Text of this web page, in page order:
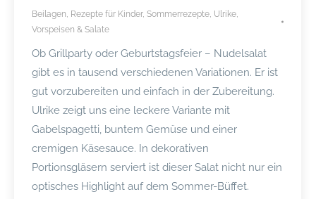
Beilagen Rezepte für Kinder, Sommerrezepte Ulrike
Vorspeisen & Salate
Ob Grillparty oder Geburtstagsfeier – Nudelsalat
gibt es in tausend verschiedenen Variationen. Er ist
gut vorzubereiten und einfach in der Zubereitung.
Ulrike zeigt uns eine leckere Variante mit
Gabelspagetti, buntem Gemüse und einer
cremigen Käsesauce. In dekorativen
Portionsgläsern serviert ist dieser Salat nicht nur ein
optisches Highlight auf dem Sommer-Büffet.